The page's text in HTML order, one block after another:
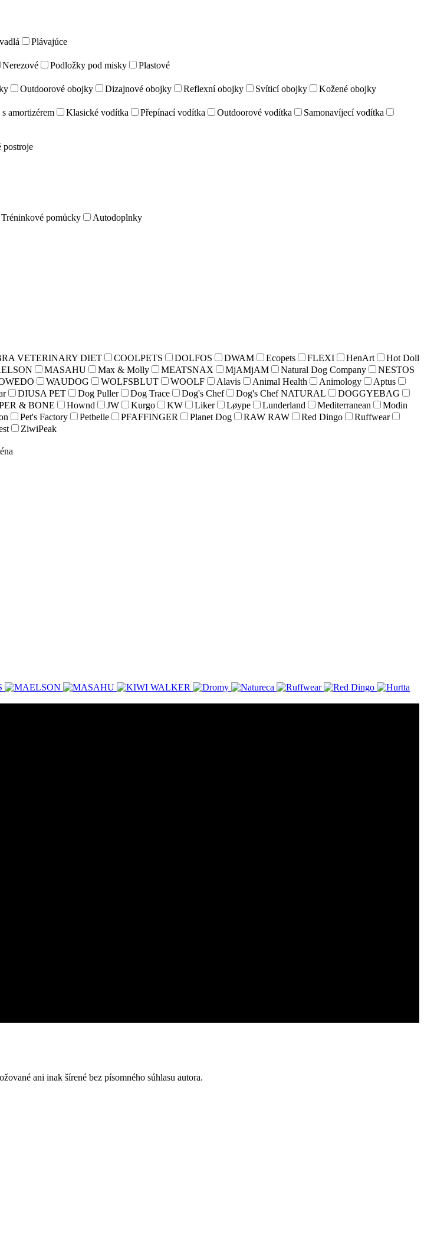
Plávajúce
Nerezové Podložky pod misky
Plastové
Outdoorové obojky Dizajnové obojky Reflexní obojky Svíticí obojky
Kožené obojky
amortizérem Klasické vodítka Přepínací vodítka Outdoorové vodítka
Samonavíjecí vodítka
postroje
Tréninkové pomůcky
Autodoplnky
VETERINARY DIET COOLPETS DOLFOS DWAM Ecopets FLEXI HenArt
Hot Doll
MASAHU Max & Molly MEATSNAX MjAMjAM Natural Dog Company
NESTOS
WAUDOG WOLFSBLUT WOOLF Alavis Animal Health Animology
Aptus
DIUSA PET Dog Puller Dog Trace Dog's Chef Dog's Chef NATURAL
DOGGYEBAG
& BONE Hownd JW Kurgo KW Liker Løype Lunderland Mediterranean
Modin
Pet's Factory Petbelle PFAFFINGER Planet Dog RAW RAW Red Dingo
Ruffwear
ZiwiPeak
ani inak šírené bez písomného súhlasu autora.